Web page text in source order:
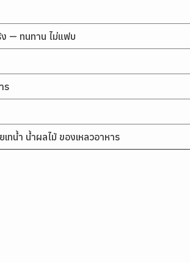
ง — ทนทาน ไม่แฟบ
ร
ทน้ำ น้ำผลไม้ ของเหลวอาหาร